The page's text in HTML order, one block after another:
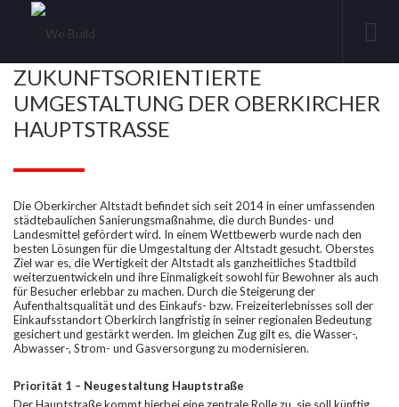
ZUKUNFTSORIENTIERTE
UMGESTALTUNG DER OBERKIRCHER
HAUPTSTRASSE
Die Oberkircher Altstadt befindet sich seit 2014 in einer umfassenden
städtebaulichen Sanierungsmaßnahme, die durch Bundes- und
Landesmittel gefördert wird. In einem Wettbewerb wurde nach den
besten Lösungen für die Umgestaltung der Altstadt gesucht. Oberstes
Ziel war es, die Wertigkeit der Altstadt als ganzheitliches Stadtbild
weiterzuentwickeln und ihre Einmaligkeit sowohl für Bewohner als auch
für Besucher erlebbar zu machen. Durch die Steigerung der
Aufenthaltsqualität und des Einkaufs- bzw. Freizeiterlebnisses soll der
Einkaufsstandort Oberkirch langfristig in seiner regionalen Bedeutung
gesichert und gestärkt werden. Im gleichen Zug gilt es, die Wasser-,
Abwasser-, Strom- und Gasversorgung zu modernisieren.
Priorität 1 – Neugestaltung Hauptstraße